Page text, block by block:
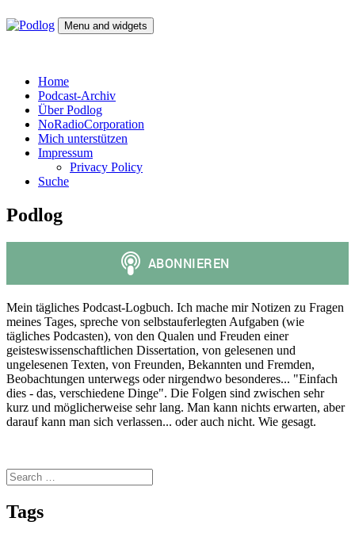
to
Menu and widgets
Home
Podcast-Archiv
Über Podlog
NoRadioCorporation
Mich unterstützen
Impressum
Privacy Policy
Suche
Podlog
Mein tägliches Podcast-Logbuch. Ich mache mir Notizen zu Fragen
meines Tages, spreche von selbstauferlegten Aufgaben (wie
tägliches Podcasten), von den Qualen und Freuden einer
geisteswissenschaftlichen Dissertation, von gelesenen und
ungelesenen Texten, von Freunden, Bekannten und Fremden,
Beobachtungen unterwegs oder nirgendwo besonderes... "Einfach
dies - das, verschiedene Dinge". Die Folgen sind zwischen sehr
kurz und möglicherweise sehr lang. Man kann nichts erwarten, aber
darauf kann man sich verlassen... oder auch nicht. Wie gesagt.
Search
for:
Tags